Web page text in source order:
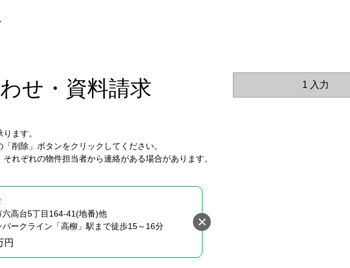
せ・資料請求 1 入力
ます。
削除」ボタンをクリックしてください。
れぞれの物件担当者から連絡がある場合があります。
六高台5丁目164-41(地番)他
パークライン「高柳」駅まで徒歩15～16分
円